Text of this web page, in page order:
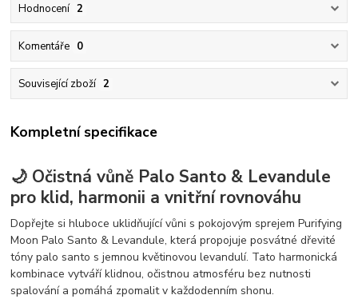
Hodnocení 2
Komentáře 0
Související zboží 2
Kompletní specifikace
🌙 Očistná vůně Palo Santo & Levandule
pro klid, harmonii a vnitřní rovnováhu
Dopřejte si hluboce uklidňující vůni s pokojovým sprejem Purifying
Moon Palo Santo & Levandule, která propojuje posvátné dřevité
tóny palo santo s jemnou květinovou levandulí. Tato harmonická
kombinace vytváří klidnou, očistnou atmosféru bez nutnosti
spalování a pomáhá zpomalit v každodenním shonu.